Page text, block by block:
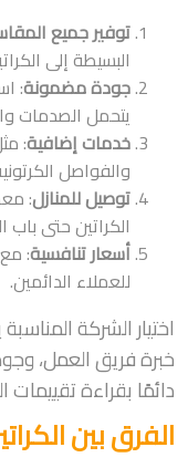
توفير جميع
البسيطة إلى
جودة مضمونة:
يتحمل الصدمات
خدمات إضافية:
والفواصل
توصيل للمنازل:
الكراتين حتى باب
أسعار تنافسية:
للعملاء الدائمين.
اختيار الشركة
خبرة فريق العمل،
دائمًا بقراءة تقييمات
الفرق بين